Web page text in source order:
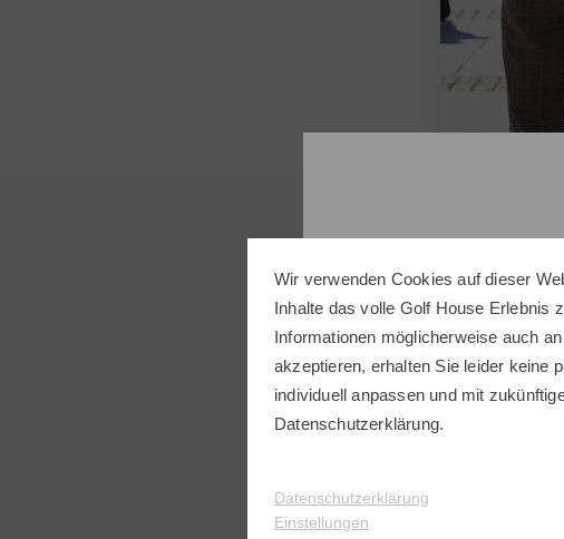
BETTINARDI
Wir verwenden Cookies auf dieser
Inhalte das volle Golf House Erlebnis
Informationen möglicherweise auch
akzeptieren, erhalten Sie leider keine
individuell anpassen und mit
Datenschutzerklärung.
Datenschutzerklärung
Einstellungen